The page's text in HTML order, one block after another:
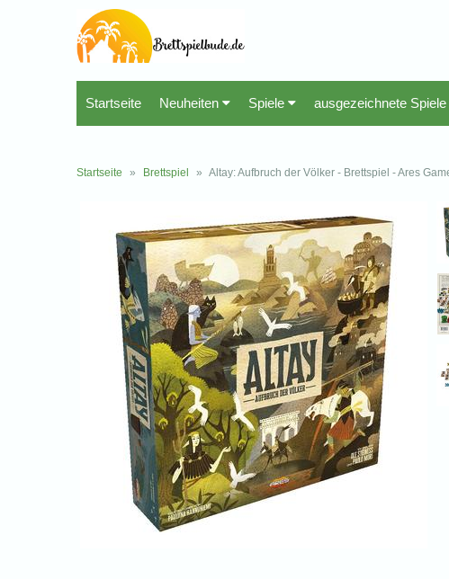
Startseite Neuheiten Spiele ausgezeichnete Spiele
Startseite » Brettspiel » Altay: Aufbruch der Völker - Brettspiel - Ares